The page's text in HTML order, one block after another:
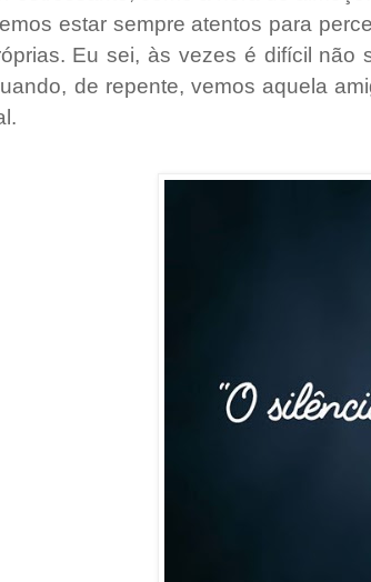
estar sempre atentos para
Eu sei, às vezes é difícil não
de repente, vemos aquela